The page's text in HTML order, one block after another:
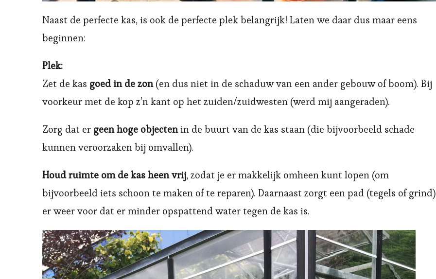
Naast de perfecte kas, is ook de perfecte plek belangrijk! Laten we daar dus maar eens
beginnen:
Plek:
Zet de kas goed in de zon(en dus niet in de schaduw van een ander gebouw of boom). Bij
voorkeur met de kop z’n kant op het zuiden/zuidwesten (werd mij aangeraden).
Zorg dat er geen hoge objectenin de buurt van de kas staan (die bijvoorbeeld schade
kunnen veroorzaken bij omvallen).
Houd ruimte om de kas heen vrij, zodat je er makkelijk omheen kunt lopen (om
bijvoorbeeld iets schoon te maken of te reparen). Daarnaast zorgt een pad (tegels of grind)
er weer voor dat er minder opspattend water tegen de kas is.